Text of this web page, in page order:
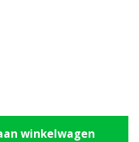
winkelwagen